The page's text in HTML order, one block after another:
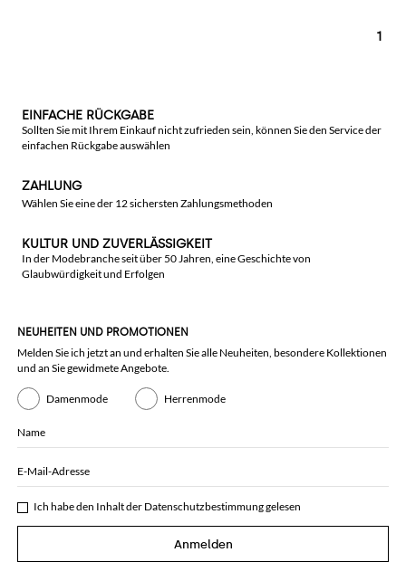
1
EINFACHE RÜCKGABE
Sollten Sie mit Ihrem Einkauf nicht zufrieden sein, können Sie den Service der
einfachen Rückgabe auswählen
ZAHLUNG
Wählen Sie eine der 12 sichersten Zahlungsmethoden
KULTUR UND ZUVERLÄSSIGKEIT
In der Modebranche seit über 50 Jahren, eine Geschichte von
Glaubwürdigkeit und Erfolgen
NEUHEITEN UND PROMOTIONEN
Melden Sie ich jetzt an und erhalten Sie alle Neuheiten, besondere Kollektionen
und an Sie gewidmete Angebote.
Damenmode Herrenmode
Name
E-Mail-Adresse
Ich habe den Inhalt der Datenschutzbestimmunggelesen
Anmelden